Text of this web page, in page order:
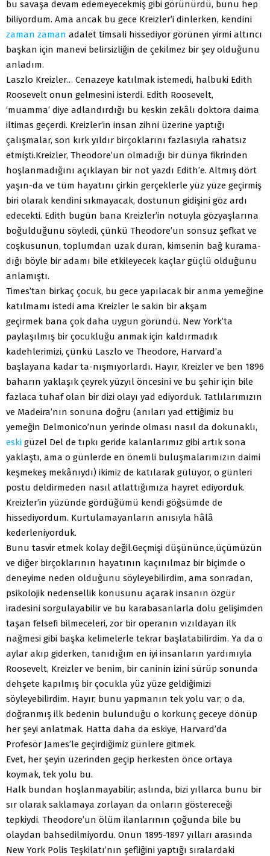
bu savaşa devam edemeyecekmiş gibi görünürdü, bunu hep
biliyordum. Ama ancak bu gece Kreizler’i dinlerken, kendini
zaman zaman adalet timsali hissediyor görünen yirmi altıncı
başkan için manevi belirsizliğin de çekilmez bir şey olduğunu
anladım.
Laszlo Kreizler… Cenazeye katılmak istemedi, halbuki Edith
Roosevelt onun gelmesini isterdi. Edith Roosevelt,
‘muamma’ diye adlandırdığı bu keskin zekâlı doktora daima
iltimas geçerdi. Kreizler’in insan zihni üzerine yaptığı
çalışmalar, son kırk yıldır birçoklarını fazlasıyla rahatsız
etmişti.Kreizler, Theodore’un olmadığı bir dünya fikrinden
hoşlanmadığını açıklayan bir not yazdı Edith’e. Altmış dört
yaşın-da ve tüm hayatını çirkin gerçeklerle yüz yüze geçirmiş
biri olarak kendini sıkmayacak, dostunun gidişini göz ardı
edecekti. Edith bugün bana Kreizler’in notuyla gözyaşlarına
boğulduğunu söyledi, çünkü Theodore’un sonsuz şefkat ve
coşkusunun, toplumdan uzak duran, kimsenin bağ kurama-
dığı böyle bir adamı bile etkileyecek kaçlar güçlü olduğunu
anlamıştı.
Times’tan birkaç çocuk, bu gece yapılacak bir anma yemeğine
katılmamı istedi ama Kreizler le sakin bir akşam
geçirmek bana çok daha uygun göründü. New York’ta
paylaşılmış bir çocukluğu anmak için kaldırmadık
kadehlerimizi, çünkü Laszlo ve Theodore, Harvard’a
başlayana kadar ta-nışmıyorlardı. Hayır, Kreizler ve ben 1896
baharın yaklaşık çeyrek yüzyıl öncesini ve bu şehir için bile
fazlaca tuhaf olan bir dizi olayı yad ediyorduk. Tatlılarımızın
ve Madeira’nın sonuna doğru (anıları yad ettiğimiz bu
yemeğin Delmonico’nun yerinde olması nasıl da dokunaklı,
eski güzel Del de tıpkı geride kalanlarımız gibi artık sona
yaklaştı, ama o günlerde en önemli buluşmalarımızın daimi
keşmekeş mekânıydı) ikimiz de katılarak gülüyor, o günleri
postu deldirmeden nasıl atlattığımıza hayret ediyorduk.
Kreizler’in yüzünde gördüğümü kendi göğsümde de
hissediyordum. Kurtulamayanların anısıyla hâlâ
kederleniyorduk.
Bunu tasvir etmek kolay değil.Geçmişi düşününce,üçümüzün
ve diğer birçoklarının hayatının kaçınılmaz bir biçimde o
deneyime neden olduğunu söyleyebilirdim, ama sonradan,
psikolojik nedensellik konusunu açarak insanın özgür
iradesini sorgulayabilir ve bu karabasanlarla dolu gelişimden
taşan felsefi bilmeceleri, zor bir operanın vızıldayan ilk
nağmesi gibi başka kelimelerle tekrar başlatabilirdim. Ya da o
aylar akıp giderken, tanıdığım en iyi insanların yardımıyla
Roosevelt, Kreizler ve benim, bir caninin izini sürüp sonunda
dehşete kapılmış bir çocukla yüz yüze geldiğimizi
söyleyebilirdim. Hayır, bunu yapmanın tek yolu var; o da,
doğranmış ilk bedenin bulunduğu o korkunç geceye dönüp
her şeyi anlatmak. Hatta daha da eskiye, Harvard’da
Profesör James’le geçirdiğimiz günlere gitmek.
Evet, her şeyin üzerinden geçip herkesten önce ortaya
koymak, tek yolu bu.
Halk bundan hoşlanmayabilir; aslında, bizi yıllarca bunu bir
sır olarak saklamaya zorlayan da onların göstereceği
tepkiydi. Theodore’un ölüm ilanlarının çoğunda bile bu
olaydan bahsedilmiyordu. Onun 1895-1897 yılları arasında
New York Polis Teşkilatı’nın şefliğini yaptığı sıralardaki